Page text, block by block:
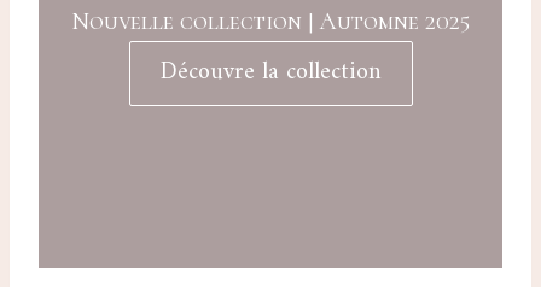
Nouvelle collection | Automne 2025
Découvre la collection